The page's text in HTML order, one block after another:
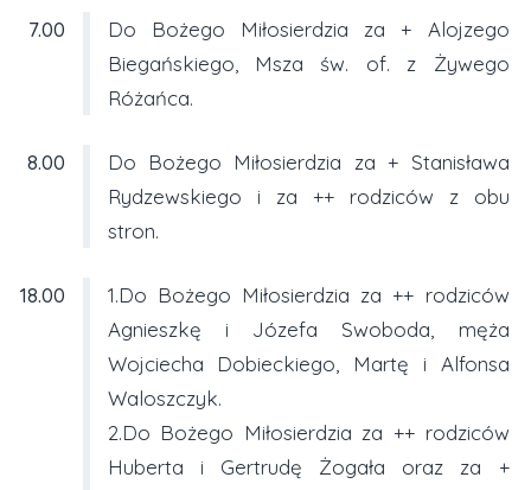
7.00
Do Bożego Miłosierdzia za + Alojzego
Biegańskiego, Msza św. of. z Żywego
Różańca.
8.00
Do Bożego Miłosierdzia za + Stanisława
Rydzewskiego i za ++ rodziców z obu
stron.
18.00
1.Do Bożego Miłosierdzia za ++ rodziców
Agnieszkę i Józefa Swoboda, męża
Wojciecha Dobieckiego, Martę i Alfonsa
Waloszczyk.
2.Do Bożego Miłosierdzia za ++ rodziców
Huberta i Gertrudę Żogała oraz za +